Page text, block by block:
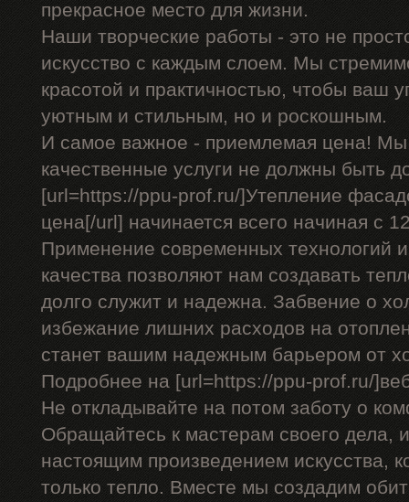
прекрасное место для жизни.
Наши творческие работы - это не
искусство с каждым слоем. Мы
красотой и практичностью, чтобы ваш
уютным и стильным, но и роскошным.
И самое важное - приемлемая цена! Мы
качественные услуги не должны быть
[url=https://ppu-prof.ru/]Утепление
цена[/url] начинается всего начиная с
Применение современных технологий
качества позволяют нам создавать
долго служит и надежна. Забвение о
избежание лишних расходов на
станет вашим надежным барьером от
Подробнее на [url=https://ppu-prof.ru/
Не откладывайте на потом заботу о
Обращайтесь к мастерам своего дела,
настоящим произведением искусства,
только тепло. Вместе мы создадим